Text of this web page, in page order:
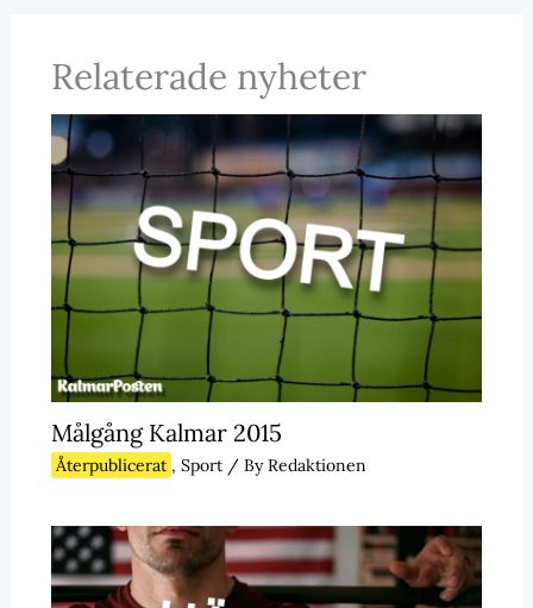
Relaterade nyheter
Målgång Kalmar 2015
Återpublicerat , Sport/ ByRedaktionen